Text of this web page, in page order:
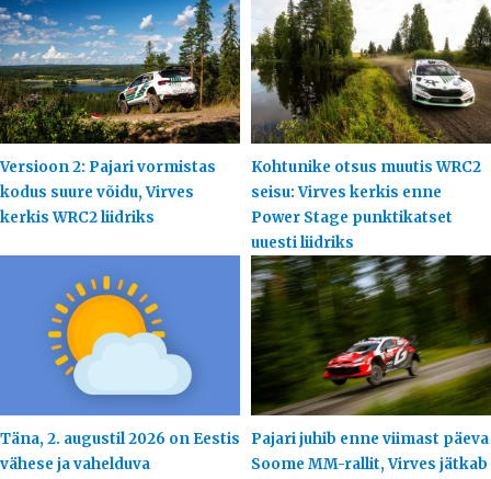
Versioon 2: Pajari vormistas
kodus suure võidu, Virves
kerkis WRC2 liidriks
Kohtunike otsus muutis WRC2
seisu: Virves kerkis enne
Power Stage punktikatset
uuesti liidriks
Täna, 2. augustil 2026 on Eestis
vähese ja vahelduva
Pajari juhib enne viimast päeva
Soome MM-rallit, Virves jätkab